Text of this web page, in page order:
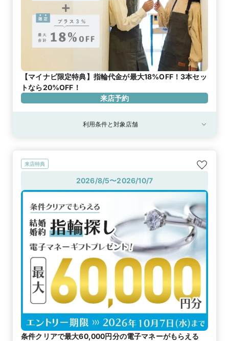
【マイナビ限定特典】指輪代金が最大18%OFF！3本セッ
トなら20%OFF！
来店予約
利用条件と対象店舗
来店特典
2026/8/5〜2026/10/7
条件クリアで最大60,000円分の電子マネーがもらえる